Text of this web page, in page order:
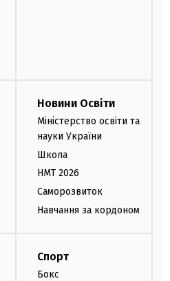
Новини Освіти
Міністерство освіти та
науки України
Школа
НМТ 2026
Саморозвиток
Навчання за кордоном
Спорт
Бокс